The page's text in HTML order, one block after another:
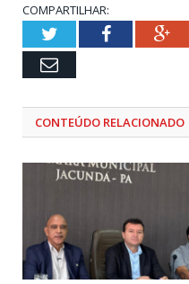
COMPARTILHAR:
TwitterFacebook
Email
CONTEÚDO RELACIONADO